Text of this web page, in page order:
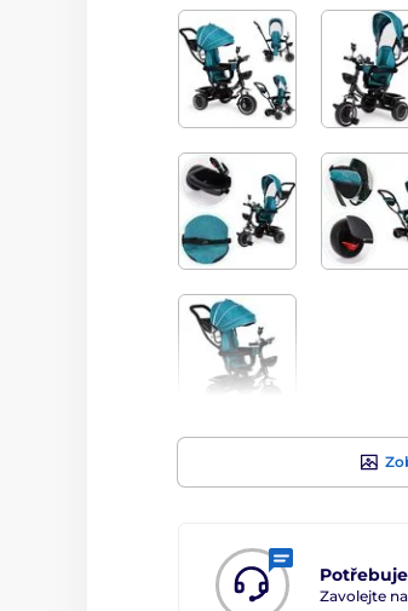
Zavolejte na